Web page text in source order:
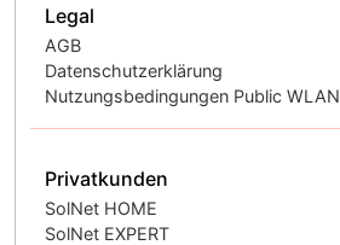
Legal
AGB
Datenschutzerklärung
Nutzungsbedingungen Public WLAN
Privatkunden
SolNet HOME
SolNet EXPERT